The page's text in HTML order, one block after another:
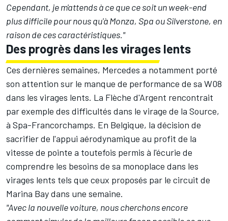
Cependant, je m'attends à ce que ce soit un week-end
plus difficile pour nous qu'à Monza, Spa ou Silverstone, en
raison de ces caractéristiques."
Des progrès dans les virages lents
Ces dernières semaines, Mercedes a notamment porté
son attention sur le manque de performance de sa W08
dans les virages lents. La Flèche d'Argent rencontrait
par exemple des difficultés dans le virage de la Source,
à Spa-Francorchamps. En Belgique, la décision de
sacrifier de l'appui aérodynamique au profit de la
vitesse de pointe a toutefois permis à l'écurie de
comprendre les besoins de sa monoplace dans les
virages lents tels que ceux proposés par le circuit de
Marina Bay dans une semaine.
"Avec la nouvelle voiture, nous cherchons encore